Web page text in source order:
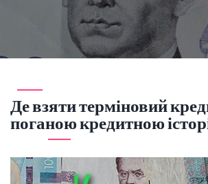
Де взяти терміновий
поганою кредитною